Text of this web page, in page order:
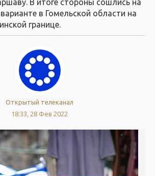
в Гомельской области на
границе.
Открытый телеканал
18:33, 28 Фев 2022